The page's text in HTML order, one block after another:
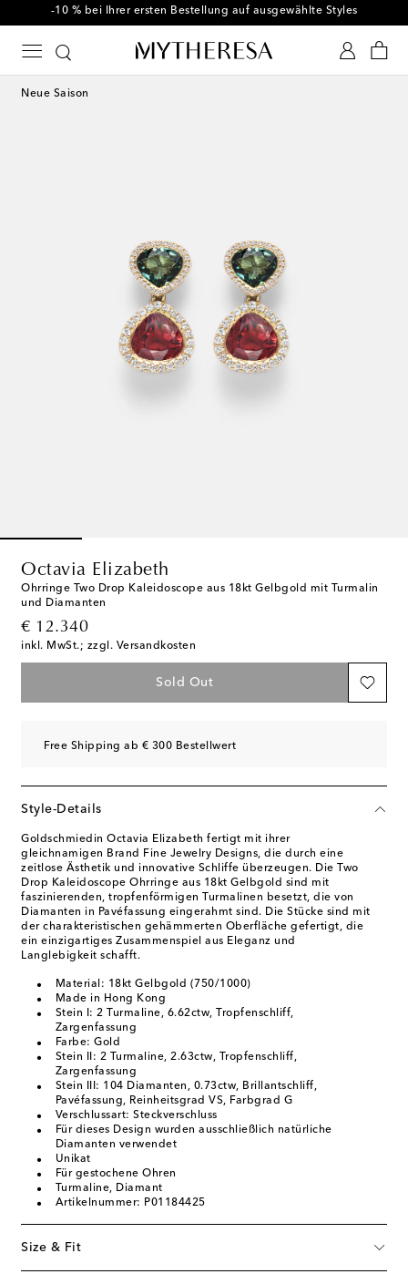
-10 % bei Ihrer ersten Bestellung auf ausgewählte Styles
Neue Saison
Octavia Elizabeth
Ohrringe Two Drop Kaleidoscope aus 18kt Gelbgold mit Turmalin
und Diamanten
€ 12.340
original price
inkl. MwSt.; zzgl. Versandkosten
Sold Out
Free Shipping ab € 300 Bestellwert
Style-Details
Goldschmiedin Octavia Elizabeth fertigt mit ihrer
gleichnamigen Brand Fine Jewelry Designs, die durch eine
zeitlose Ästhetik und innovative Schliffe überzeugen. Die Two
Drop Kaleidoscope Ohrringe aus 18kt Gelbgold sind mit
faszinierenden, tropfenförmigen Turmalinen besetzt, die von
Diamanten in Pavéfassung eingerahmt sind. Die Stücke sind mit
der charakteristischen gehämmerten Oberfläche gefertigt, die
ein einzigartiges Zusammenspiel aus Eleganz und
Langlebigkeit schafft.
Material: 18kt Gelbgold (750/1000)
Made in Hong Kong
Stein I: 2 Turmaline, 6.62ctw, Tropfenschliff,
Zargenfassung
Farbe: Gold
Stein II: 2 Turmaline, 2.63ctw, Tropfenschliff,
Zargenfassung
Stein III: 104 Diamanten, 0.73ctw, Brillantschliff,
Pavéfassung, Reinheitsgrad VS, Farbgrad G
Verschlussart: Steckverschluss
Für dieses Design wurden ausschließlich natürliche
Diamanten verwendet
Unikat
Für gestochene Ohren
Turmaline, Diamant
Artikelnummer: P01184425
Size & Fit